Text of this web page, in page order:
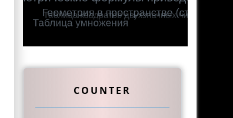
COUNTER